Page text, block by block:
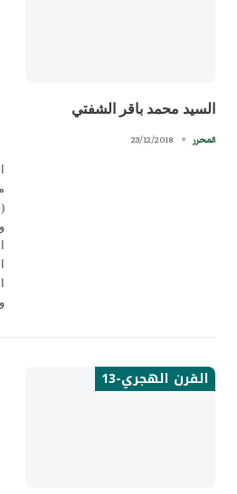
السيد محمد باقر الشفتي
المحرر 23/12/2018
القرن الهجري-13